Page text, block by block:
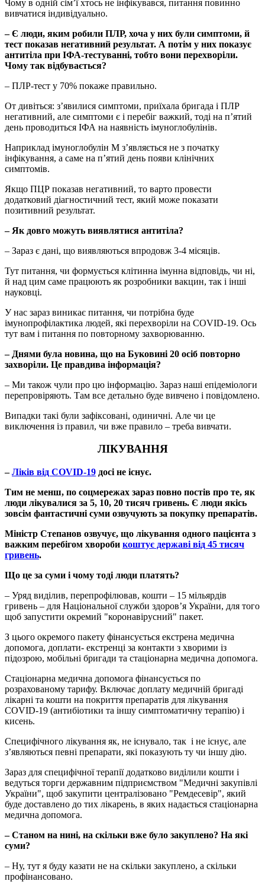
Чому в одній сім’ї хтось не інфікувався, питання повинно
вивчатися індивідуально.
– Є люди, яким робили ПЛР, хоча у них були симптоми, й
тест показав негативний результат. А потім у них показує
антитіла при ІФА-тестуванні, тобто вони перехворіли.
Чому так відбувається?
– ПЛР-тест у 70% покаже правильно.
От дивіться: з’явилися симптоми, приїхала бригада і ПЛР
негативний, але симптоми є і перебіг важкий, тоді на п’ятий
день проводиться ІФА на наявність імуноглобулінів.
Наприклад імуноглобулін М з’являється не з початку
інфікування, а саме на п’ятий день появи клінічних
симптомів.
Якщо ПЦР показав негативний, то варто провести
додатковий діагностичний тест, який може показати
позитивний результат.
– Як довго можуть виявлятися антитіла?
– Зараз є дані, що виявляються впродовж 3-4 місяців.
Тут питання, чи формується клітинна імунна відповідь, чи ні,
й над цим саме працюють як розробники вакцин, так і інші
науковці.
У нас зараз виникає питання, чи потрібна буде
імунопрофілактика людей, які перехворіли на COVID-19. Ось
тут вам і питання по повторному захворюванню.
– Днями була новина, що на Буковині 20 осіб повторно
захворіли. Це правдива інформація?
– Ми також чули про цю інформацію. Зараз наші епідеміологи
перепровіряють. Там все детально буде вивчено і повідомлено.
Випадки такі були зафіксовані, одиничні. Але чи це
виключення із правил, чи вже правило – треба вивчати.
ЛІКУВАННЯ
–Ліків від COVID-19 досі не існує.
Тим не менш, по соцмережах зараз повно постів про те, як
люди лікувалися за 5, 10, 20 тисяч гривень. Є люди якісь
зовсім фантастичні суми озвучують за покупку препаратів.
Міністр Степанов озвучує, що лікування одного пацієнта з
важким перебігом хвороби коштує державі від 45 тисяч
гривень.
Що це за суми і чому тоді люди платять?
– Уряд виділив, перепрофілював, кошти – 15 мільярдів
гривень – для Національної служби здоров’я України, для того
щоб запустити окремий "коронавірусний" пакет.
З цього окремого пакету фінансується екстрена медична
допомога, доплати- екстренці за контакти з хворими із
підозрою, мобільні бригади та стаціонарна медична допомога.
Стаціонарна медична допомога фінансується по
розрахованому тарифу. Включає доплату медичній бригаді
лікарні та кошти на покриття препаратів для лікування
COVID-19 (антибіотики та іншу симптоматичну терапію) і
кисень.
Специфічного лікування як, не існувало, так і не існує, але
з’являються певні препарати, які показують ту чи іншу дію.
Зараз для специфічної терапії додатково виділили кошти і
ведуться торги державним підприємством "Медичні закупівлі
України", щоб закупити централізовано "Ремдесевір", який
буде доставлено до тих лікарень, в яких надається стаціонарна
медична допомога.
– Станом на нині, на скільки вже було закуплено? На які
суми?
– Ну, тут я буду казати не на скільки закуплено, а скільки
профінансовано.